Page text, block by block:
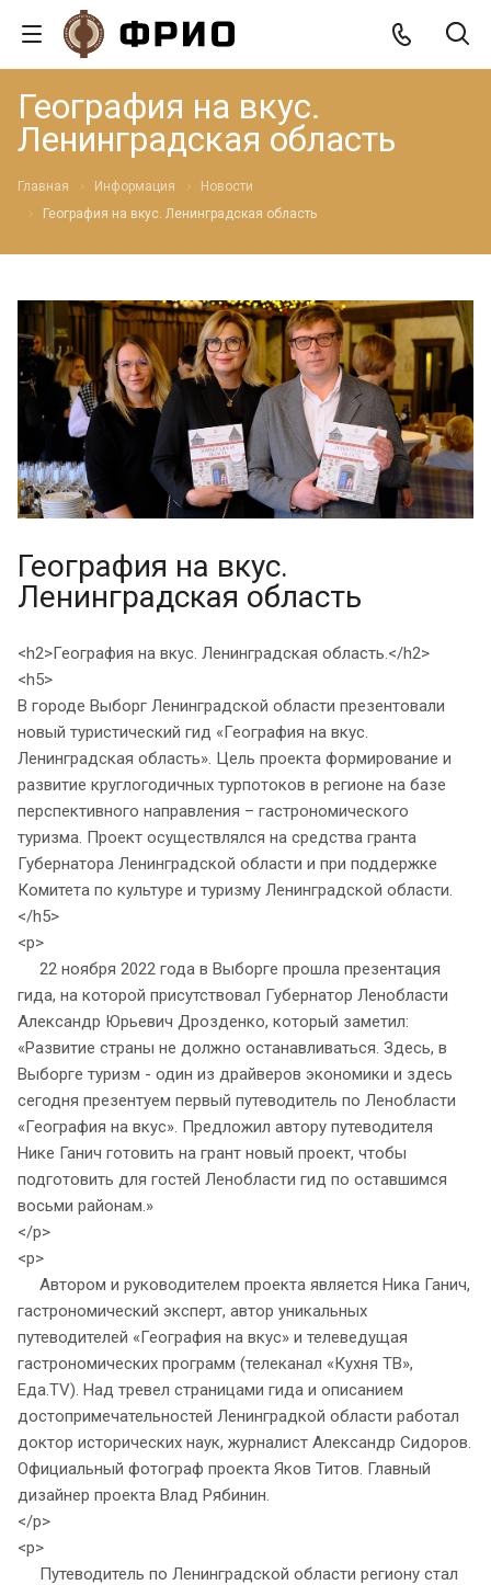
География на вкус.
Ленинградская область
Главная Информация
Новости
География на вкус. Ленинградская область
География на вкус.
Ленинградская область
<h2>География на вкус. Ленинградская область.</h2>
<h5>
В городе Выборг Ленинградской области презентовали
новый туристический гид «География на вкус.
Ленинградская область». Цель проекта формирование и
развитие круглогодичных турпотоков в регионе на базе
перспективного направления – гастрономического
туризма. Проект осуществлялся на средства гранта
Губернатора Ленинградской области и при поддержке
Комитета по культуре и туризму Ленинградской области.
</h5>
<p>
22 ноября 2022 года в Выборге прошла презентация
гида, на которой присутствовал Губернатор Ленобласти
Александр Юрьевич Дрозденко, который заметил:
«Развитие страны не должно останавливаться. Здесь, в
Выборге туризм - один из драйверов экономики и здесь
сегодня презентуем первый путеводитель по Ленобласти
«География на вкус». Предложил автору путеводителя
Нике Ганич готовить на грант новый проект, чтобы
подготовить для гостей Ленобласти гид по оставшимся
восьми районам.»
</p>
<p>
Автором и руководителем проекта является Ника Ганич,
гастрономический эксперт, автор уникальных
путеводителей «География на вкус» и телеведущая
гастрономических программ (телеканал «Кухня ТВ»,
Еда.TV). Над тревел страницами гида и описанием
достопримечательностей Ленинградкой области работал
доктор исторических наук, журналист Александр Сидоров.
Официальный фотограф проекта Яков Титов. Главный
дизайнер проекта Влад Рябинин.
</p>
<p>
Путеводитель по Ленинградской области региону стал